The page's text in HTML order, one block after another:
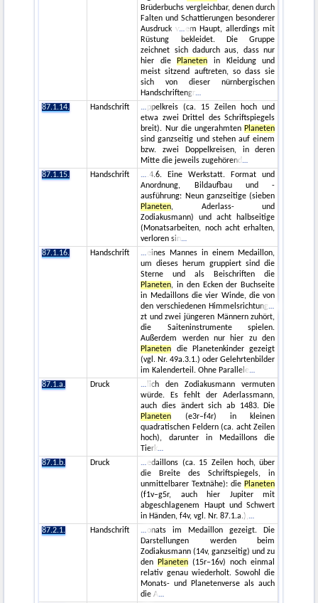
Brüderbuchs vergleichbar, denen durch
Falten und Schattierungen besonderer
Ausdruck v
em Haupt, allerdings mit
Rüstung bekleidet. Die Gruppe
zeichnet sich dadurch aus, dass nur
hier die
Planeten in Kleidung und
meist sitzend auftreten, so dass sie
sich von dieser nürnbergischen
Handschriftengr
87.1.14.
Handschrift
ppelkreis (ca. 15 Zeilen hoch und
etwa zwei Drittel des Schriftspiegels
breit). Nur die ungerahmten Planeten
sind ganzseitig und stehen auf einem
bzw. zwei Doppelkreisen, in deren
Mitte die jeweils zugehörend
87.1.15.
Handschrift
.4.6. Eine Werkstatt. Format und
Anordnung, Bildaufbau und -
ausführung: Neun ganzseitige (sieben
Planeten, Aderlass- und
Zodiakusmann) und acht halbseitige
(Monatsarbeiten, noch acht erhalten,
verloren sin
87.1.16.
Handschrift
eines Mannes in einem Medaillon,
um dieses herum gruppiert sind die
Sterne und als Beischriften die
Planeten, in den Ecken der Buchseite
in Medaillons die vier Winde, die von
den verschiedenen Himmelsrichtung
zt und zwei jüngeren Männern zuhört,
die Saiteninstrumente spielen.
Außerdem werden nur hier zu den
Planeten die Planetenkinder gezeigt
(vgl. Nr. 49a.3.1.) oder Gelehrtenbilder
im Kalenderteil. Ohne Parallele
87.1.a.
Druck
lich den Zodiakusmann vermuten
würde. Es fehlt der Aderlassmann,
auch dies ändert sich ab 1483. Die
Planeten (e3r–f4r) in kleinen
quadratischen Feldern (ca. acht Zeilen
hoch), darunter in Medaillons die
Tierk
87.1.b.
Druck
edaillons (ca. 15 Zeilen hoch, über
die Breite des Schriftspiegels, in
unmittelbarer Textnähe): die Planeten
(f1v–g5r, auch hier Jupiter mit
abgeschlagenem Haupt und Schwert
in Händen, f4v, vgl. Nr. 87.1.a.),
87.2.1.
Handschrift
onats im Medaillon gezeigt. Die
Darstellungen werden beim
Zodiakusmann (14v, ganzseitig) und zu
den
Planeten (15r–16v) noch einmal
relativ genau wiederholt. Sowohl die
Monats- und Planetenverse als auch
die A